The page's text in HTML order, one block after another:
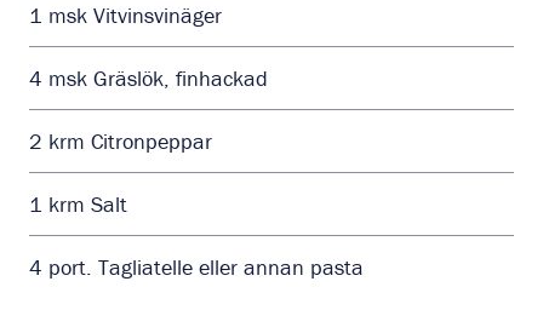
1 msk Vitvinsvinäger
4 msk Gräslök, finhackad
2 krm Citronpeppar
1 krm Salt
4 port. Tagliatelle eller annan pasta